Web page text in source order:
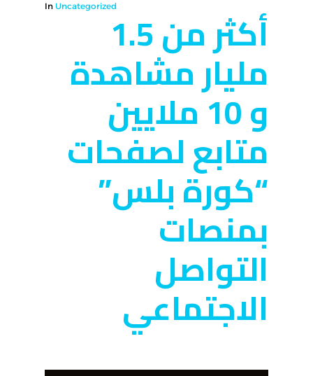
In Uncategorizedأكثر من 1.5
مليار مشاهدة
و 10 ملايين
متابع لصفحات
“كورة بلس”
بمنصات
التواصل
الاجتماعي